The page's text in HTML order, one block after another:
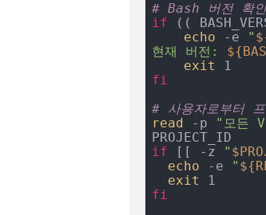
# Bash 버전 확
if ((
echo -e "
현재 버전:
exit
fi
# 사용자로부터
read -p
"모든
if [[ -z "
echo -e "
exit
fi